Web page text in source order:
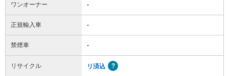
ワンオーナー -
正規輸入車 -
禁煙車 -
リサイクル リ済込